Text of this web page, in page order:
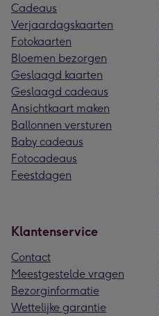
Cadeaus
Verjaardagskaarten
Fotokaarten
Bloemen bezorgen
Geslaagd kaarten
Geslaagd cadeaus
Ansichtkaart maken
Ballonnen versturen
Baby cadeaus
Fotocadeaus
Feestdagen
Klantenservice
Contact
Meestgestelde vragen
Bezorginformatie
Wettelijke garantie